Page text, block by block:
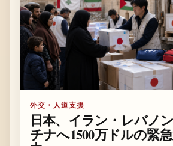
外交・人道支援
日本、イラン・レバノ
チナへ1500万ドルの緊